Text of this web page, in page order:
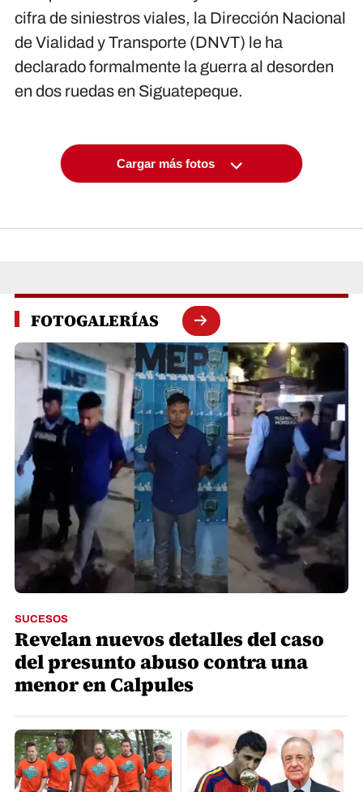
cifra de siniestros viales, la Dirección Nacional
de Vialidad y Transporte (DNVT) le ha
declarado formalmente la guerra al desorden
en dos ruedas en Siguatepeque.
Cargar más fotos
FOTOGALERÍAS
SUCESOS
Revelan nuevos detalles del caso
del presunto abuso contra una
menor en Calpules